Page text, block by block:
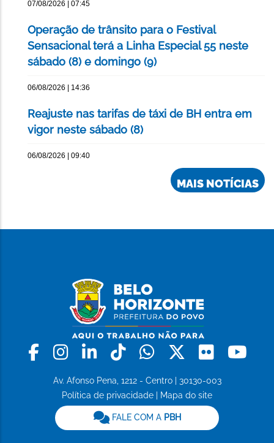
07/08/2026 | 07:45
Operação de trânsito para o Festival
Sensacional terá a Linha Especial 55 neste
sábado (8) e domingo (9)
06/08/2026 | 14:36
Reajuste nas tarifas de táxi de BH entra em
vigor neste sábado (8)
06/08/2026 | 09:40
MAIS NOTÍCIAS
Facebook
Instagram
LinkedinTiktokWhatsapp
X Flickr
Av. Afonso Pena, 1212 - Centro | 30130-003
Política de privacidade
Mapa do site
FALE COM A PBH